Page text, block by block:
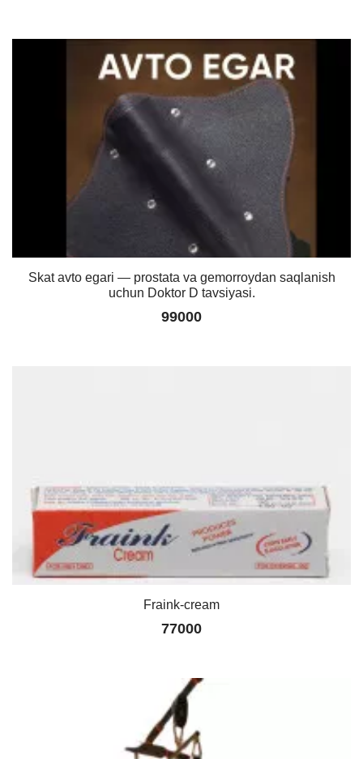
Skat avto egari — prostata va gemorroydan saqlanish
uchun Doktor D tavsiyasi.
99000
Fraink-cream
77000